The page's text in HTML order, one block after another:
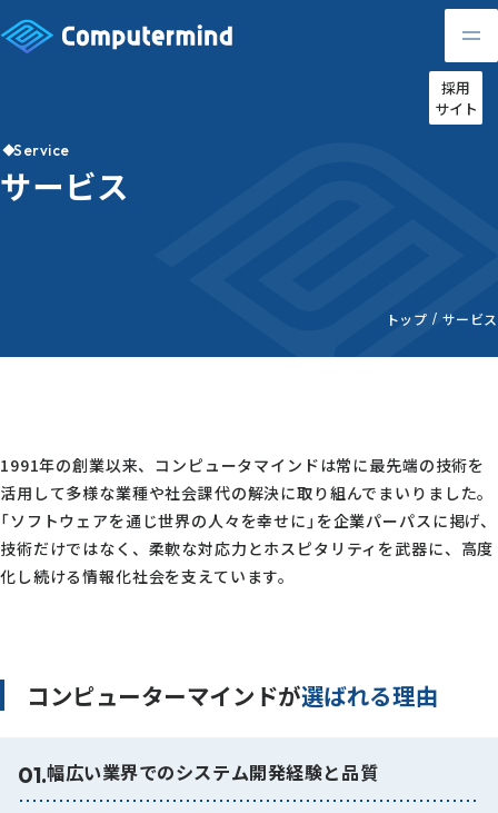
採用
サイト
Service
サービス
トップ サービス
1991年の創業以来、コンピュータマインドは常に最先端の技術を
活用して多様な業種や社会課代の解決に取り組んでまいりました。
「ソフトウェアを通じ世界の人々を幸せに」を企業パーパスに掲げ、
技術だけではなく、柔軟な対応力とホスピタリティを武器に、高度
化し続ける情報化社会を支えています。
コンピューターマインドが選ばれる理由
01.幅広い業界でのシステム開発経験と品質